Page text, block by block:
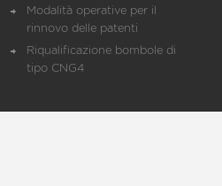
Modalità operative per il
rinnovo delle patenti
Riqualificazione bombole di
tipo CNG4